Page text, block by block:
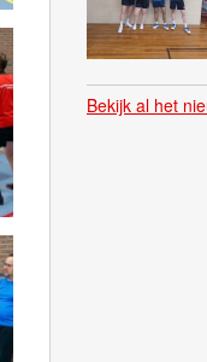
Bekijk al het